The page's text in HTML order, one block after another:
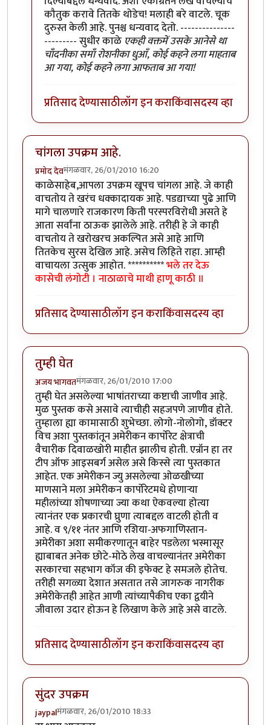
कौतुक करावे तितके थोडेच! मलाही बरे वाटले. चूक
दुरुस्त केली आहे. पुनश्च धन्यवाद देतो. ---------------
--------- सुधीर काळे एकही वक्तमें उसके आनेसे था
चाँदनीका समाँ रोशनीका धुआँ, कोई कहने लगा माहताब
आ गया, कोई कहने लगा आफताब आ गया!
प्रतिसाद देण्यासाठीलॉग इन कराकिंवासदस्य व्हा
चांगला उपक्रम आहे.
प्रमोद देवमंगळवार, 26/01/2010 16:20
काळेसाहेब,आपला उपक्रम खूपच चांगला आहे. जे काही
वाचतोय ते खरंच धक्कादायक आहे. पडद्याच्या पुढे आणि
मागे चालणारे राजकारण किती परस्परविरोधी असते हे
आता सर्वांना ठाऊक झालेले आहे. तरीही हे जे काही
वाचतोय ते खरोखरच अकल्पित असे आहे आणि
तितकेच सुरस देखिल आहे. असेच लिहिते राहा. आम्ही
वाचायला उत्सुक आहोत. **********भले तर देऊ
कासेची लंगोटी । नाठाळाचे माथी हाणू काठी ॥
प्रतिसाद देण्यासाठीलॉग इन कराकिंवासदस्य व्हा
तुम्ही घेत
अजय भागवतमंगळवार, 26/01/2010 17:00
तुम्ही घेत असलेल्या भाषांतराच्या कष्टाची जाणीव आहे.
मुळ पुस्तक कसे असावे त्याचीही सहजपणे जाणीव होते.
तुम्हाला ह्या कामासाठी शुभेच्छा. लोगो-नोलोगो, डॉक्टर
विच अशा पुस्तकांतून अमेरीकन कार्पोरेट क्षेत्राची
वैचारीक दिवाळखोरी माहीत झालीच होती. एन्रॉन हा तर
टीप ऑफ आइसबर्ग असेल असे किस्से त्या पुस्तकात
आहेत. एक अमेरीकन ज्यु असलेल्या ओळखीच्या
माणसाने मला अमेरीकन कार्पोरेटमधे होणार्‍या
महीलांच्या शोषणाच्या ज्या कथा ऐकवल्या होत्या
त्यानंतर एक प्रकारची घ्रुणा त्याबद्दल वाटली होती व
आहे. व ९/११ नंतर आणि रशिया-अफगाणिस्तान-
अमेरीका अशा समीकरणातून बाहेर पडलेला भस्मासूर
ह्याबाबत अनेक छोटे-मोठे लेख वाचल्यानंतर अमेरीका
सरकारचा सहभाग कॉज की इफेक्ट हे समजले होतेच.
तरीही सगळ्या देशात असतात तसे जागरुक नागरीक
अमेरीकेतही आहेत आणी त्यांच्यापैकीच एका द्वयीने
जीवाला उदार होऊन हे लिखाण केले आहे असे वाटले.
प्रतिसाद देण्यासाठीलॉग इन कराकिंवासदस्य व्हा
सुंदर उपक्रम
jaypalमंगळवार, 26/01/2010 18:33